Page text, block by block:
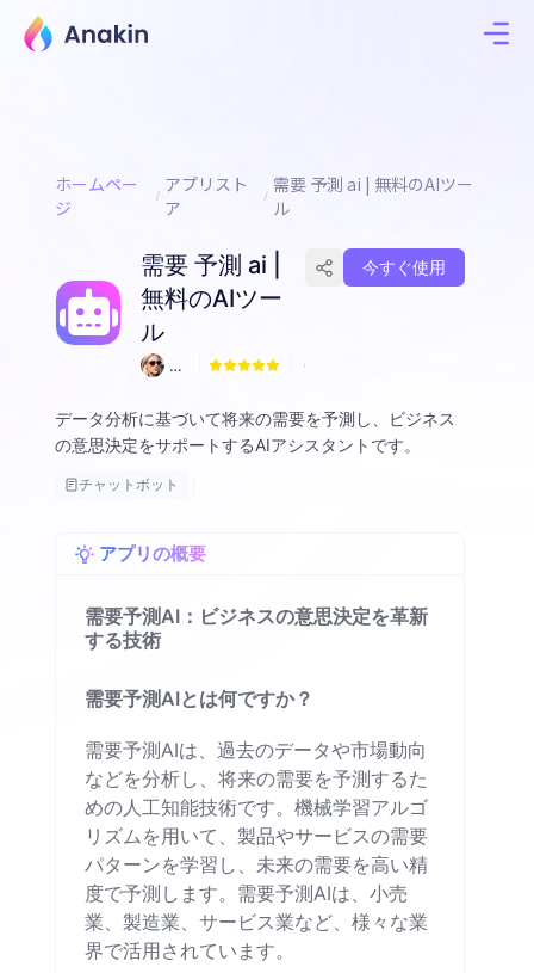
ホームペー
ジ
アプリスト
ア
需要 予測 ai | 無料のAIツー
ル
需要 予測 ai |
無料のAIツー
ル
Sa
Al
tw
o
m
0
今すぐ使用
データ分析に基づいて将来の需要を予測し、ビジネス
の意思決定をサポートするAIアシスタントです。
チャットボット
アプリの概要
需要予測AI：ビジネスの意思決定を革新
する技術
需要予測AIとは何ですか？
需要予測AIは、過去のデータや市場動向
などを分析し、将来の需要を予測するた
めの人工知能技術です。機械学習アルゴ
リズムを用いて、製品やサービスの需要
パターンを学習し、未来の需要を高い精
度で予測します。需要予測AIは、小売
業、製造業、サービス業など、様々な業
界で活用されています。